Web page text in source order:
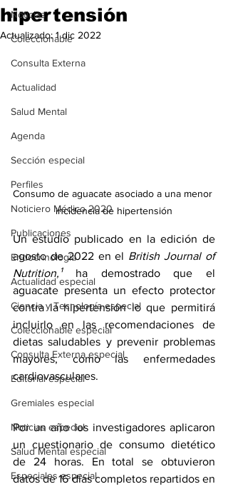
Noticias
Coleccionable
Consulta Externa
Actualidad
Salud Mental
Agenda
Sección especial
Perfiles
Noticiero Médico 2020
Publicaciones
Endocrinología
Actualidad especial
Ciencia y Tecnología especial
Coleccionable especial
Consulta Externa especial
Editorial especial
Gremiales especial
Noticias especial
Salud Mental especial
Especiales especial
hipertensión
Actualizado:1 dic 2022
Consumo de aguacate asociado a una menor
incidencia de hipertensión
Un estudio publicado en la edición de
agosto de 2022 en el British Journal of
Nutrition,¹ ha demostrado que el
aguacate presenta un efecto protector
contra la hipertensión lo que permitirá
incluirlo en las recomendaciones de
dietas saludables y prevenir problemas
mayores, como las enfermedades
cardiovasculares.
Por un año los investigadores aplicaron
un cuestionario de consumo dietético
de 24 horas. En total se obtuvieron
datos de 16 días completos repartidos en